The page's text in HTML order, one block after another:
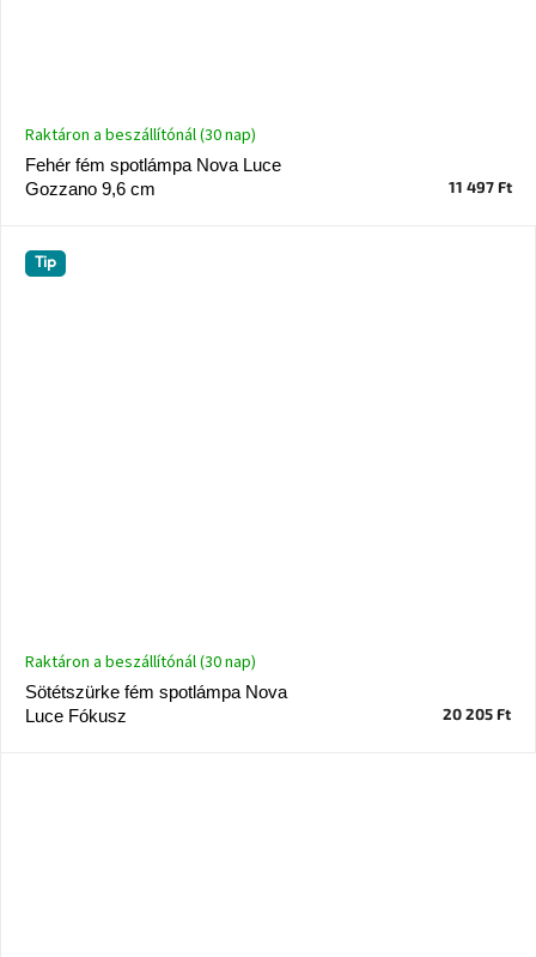
Fehér fém spotlámpa Nova Luce
Gozzano 9,6 cm
Raktáron a beszállítónál (30 nap)
11 497 Ft
Tip
Sötétszürke fém spotlámpa Nova
Luce Fókusz
Raktáron a beszállítónál (30 nap)
20 205 Ft